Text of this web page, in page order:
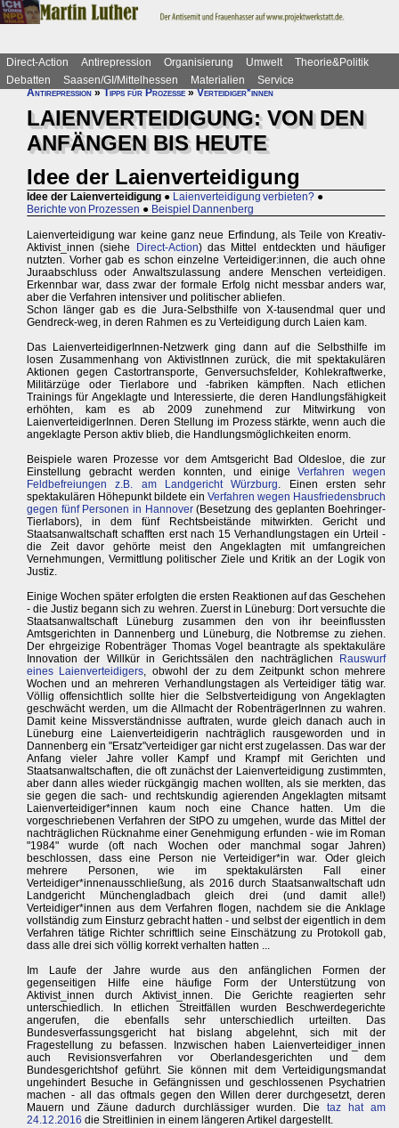
Direct-Action Antirepression Organisierung Umwelt
Theorie&Politik
Debatten
Saasen/GI/Mittelhessen Materialien
Service
Antirepression»Tipps für Prozesse»Verteidiger*innen
LAIENVERTEIDIGUNG: VON DEN
ANFÄNGEN BIS HEUTE
Idee der Laienverteidigung
Idee der Laienverteidigung ● Laienverteidigung verbieten? ●
Berichte von Prozessen ● Beispiel Dannenberg
Laienverteidigung war keine ganz neue Erfindung, als Teile von Kreativ-
Aktivist_innen (siehe
Direct-Action) das Mittel entdeckten und häufiger
nutzten. Vorher gab es schon einzelne Verteidiger:innen, die auch ohne
Juraabschluss oder Anwaltszulassung andere Menschen verteidigen.
Erkennbar war, dass zwar der formale Erfolg nicht messbar anders war,
aber die Verfahren intensiver und politischer abliefen.
Schon länger gab es die Jura-Selbsthilfe von X-tausendmal quer und
Gendreck-weg, in deren Rahmen es zu Verteidigung durch Laien kam.
Das LaienverteidigerInnen-Netzwerk ging dann auf die Selbsthilfe im
losen Zusammenhang von AktivistInnen zurück, die mit spektakulären
Aktionen gegen Castortransporte, Genversuchsfelder, Kohlekraftwerke,
Militärzüge oder Tierlabore und -fabriken kämpften. Nach etlichen
Trainings für Angeklagte und Interessierte, die deren Handlungsfähigkeit
erhöhten, kam es ab 2009 zunehmend zur Mitwirkung von
LaienverteidigerInnen. Deren Stellung im Prozess stärkte, wenn auch die
angeklagte Person aktiv blieb, die Handlungsmöglichkeiten enorm.
Beispiele waren Prozesse vor dem Amtsgericht Bad Oldesloe, die zur
Einstellung gebracht werden konnten, und einigeVerfahren wegen
Feldbefreiungen z.B. am Landgericht Würzburg. Einen ersten sehr
spektakulären Höhepunkt bildete einVerfahren wegen Hausfriedensbruch
gegen fünf Personen in Hannover(Besetzung des geplanten Boehringer-
Tierlabors), in dem fünf Rechtsbeistände mitwirkten. Gericht und
Staatsanwaltschaft schafften erst nach 15 Verhandlungstagen ein Urteil -
die Zeit davor gehörte meist den Angeklagten mit umfangreichen
Vernehmungen, Vermittlung politischer Ziele und Kritik an der Logik von
Justiz.
Einige Wochen später erfolgten die ersten Reaktionen auf das Geschehen
- die Justiz begann sich zu wehren. Zuerst in Lüneburg: Dort versuchte die
Staatsanwaltschaft Lüneburg zusammen den von ihr beeinflussten
Amtsgerichten in Dannenberg und Lüneburg, die Notbremse zu ziehen.
Der ehrgeizige Robenträger Thomas Vogel beantragte als spektakuläre
Innovation der Willkür in Gerichtssälen den nachträglichen
Rauswurf
eines Laienverteidigers, obwohl der zu dem Zeitpunkt schon mehrere
Wochen und an mehreren Verhandlungstagen als Verteidiger tätig war.
Völlig offensichtlich sollte hier die Selbstverteidigung von Angeklagten
geschwächt werden, um die Allmacht der RobenträgerInnen zu wahren.
Damit keine Missverständnisse auftraten, wurde gleich danach auch in
Lüneburg eine Laienverteidigerin nachträglich rausgeworden und in
Dannenberg ein "Ersatz"verteidiger gar nicht erst zugelassen. Das war der
Anfang vieler Jahre voller Kampf und Krampf mit Gerichten und
Staatsanwaltschaften, die oft zunächst der Laienverteidigung zustimmten,
aber dann alles wieder rückgängig machen wollten, als sie merkten, das
sie gegen die sach- und rechtskundig agierenden Angeklagten mitsamt
Laienverteidiger*innen kaum noch eine Chance hatten. Um die
vorgeschriebenen Verfahren der StPO zu umgehen, wurde das Mittel der
nachträglichen Rücknahme einer Genehmigung erfunden - wie im Roman
"1984" wurde (oft nach Wochen oder manchmal sogar Jahren)
beschlossen, dass eine Person nie Verteidiger*in war. Oder gleich
mehrere Personen, wie im spektakulärsten Fall einer
Verteidiger*innenausschließung, als 2016 durch Staatsanwaltschaft udn
Landgericht Münchengladbach gleich drei (und damit alle!)
Verteidiger*innen aus dem Verfahren flogen, nachdem sie die Anklage
vollständig zum Einsturz gebracht hatten - und selbst der eigentlich in dem
Verfahren tätige Richter schriftlich seine Einschätzung zu Protokoll gab,
dass alle drei sich völlig korrekt verhalten hatten ...
Im Laufe der Jahre wurde aus den anfänglichen Formen der
gegenseitigen Hilfe eine häufige Form der Unterstützung von
Aktivist_innen durch Aktivist_innen. Die Gerichte reagierten sehr
unterschiedlich. In etlichen Streitfällen wurden Beschwerdegerichte
angerufen, die ebenfalls sehr unterschiedlich urteilten. Das
Bundesverfassungsgericht hat bislang abgelehnt, sich mit der
Fragestellung zu befassen. Inzwischen haben Laienverteidiger_innen
auch Revisionsverfahren vor Oberlandesgerichten und dem
Bundesgerichtshof geführt. Sie können mit dem Verteidigungsmandat
ungehindert Besuche in Gefängnissen und geschlossenen Psychatrien
machen - all das oftmals gegen den Willen derer durchgesetzt, deren
Mauern und Zäune dadurch durchlässiger wurden. Die taz hat am
24.12.2016 die Streitlinien in einem längeren Artikel dargestellt.